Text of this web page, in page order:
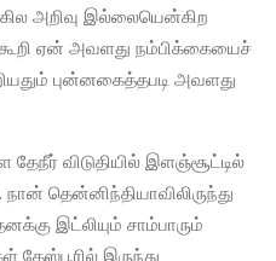
அறிவு இல்லையென்கிற
ஏன் அவளது நம்பிக்கையைச்
புன்னகைத்தபடி அவளது
தேநீர் விடுதியில் இளஞ்சூட்டில்
தென்னிந்தியாவிலிருந்து
இட்லியும் சாம்பாரும்